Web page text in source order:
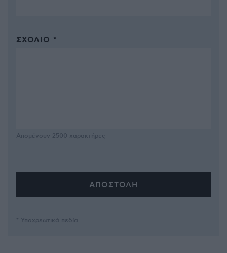
ΣΧΌΛΙΟ *
Απομένουν 2500 χαρακτήρες
* Υποχρεωτικά πεδία